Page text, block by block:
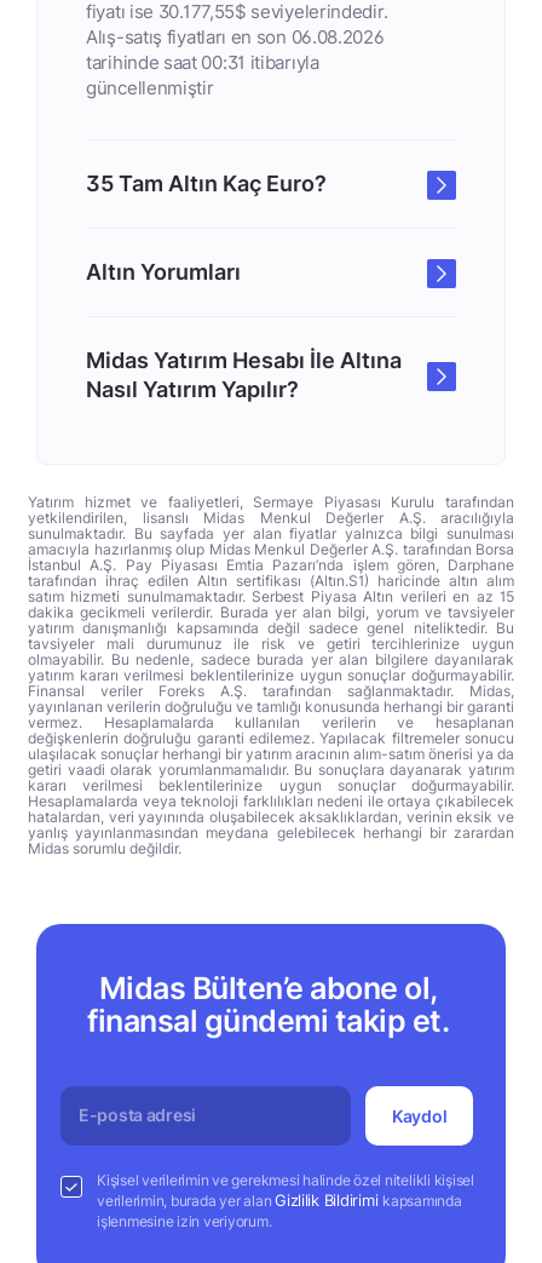
fiyatı ise 30.177,55$ seviyelerindedir.
Alış-satış fiyatları en son 06.08.2026
tarihinde saat 00:31 itibarıyla
güncellenmiştir
35 Tam Altın Kaç Euro?
Altın Yorumları
Midas Yatırım Hesabı İle Altına
Nasıl Yatırım Yapılır?
Yatırım hizmet ve faaliyetleri, Sermaye Piyasası Kurulu tarafından
yetkilendirilen, lisanslı Midas Menkul Değerler A.Ş. aracılığıyla
sunulmaktadır. Bu sayfada yer alan fiyatlar yalnızca bilgi sunulması
amacıyla hazırlanmış olup Midas Menkul Değerler A.Ş. tarafından Borsa
İstanbul A.Ş. Pay Piyasası Emtia Pazarı’nda işlem gören, Darphane
tarafından ihraç edilen Altın sertifikası (Altın.S1) haricinde altın alım
satım hizmeti sunulmamaktadır. Serbest Piyasa Altın verileri en az 15
dakika gecikmeli verilerdir. Burada yer alan bilgi, yorum ve tavsiyeler
yatırım danışmanlığı kapsamında değil sadece genel niteliktedir. Bu
tavsiyeler mali durumunuz ile risk ve getiri tercihlerinize uygun
olmayabilir. Bu nedenle, sadece burada yer alan bilgilere dayanılarak
yatırım kararı verilmesi beklentilerinize uygun sonuçlar doğurmayabilir.
Finansal veriler Foreks A.Ş. tarafından sağlanmaktadır. Midas,
yayınlanan verilerin doğruluğu ve tamlığı konusunda herhangi bir garanti
vermez. Hesaplamalarda kullanılan verilerin ve hesaplanan
değişkenlerin doğruluğu garanti edilemez. Yapılacak filtremeler sonucu
ulaşılacak sonuçlar herhangi bir yatırım aracının alım-satım önerisi ya da
getiri vaadi olarak yorumlanmamalıdır. Bu sonuçlara dayanarak yatırım
kararı verilmesi beklentilerinize uygun sonuçlar doğurmayabilir.
Hesaplamalarda veya teknoloji farklılıkları nedeni ile ortaya çıkabilecek
hatalardan, veri yayınında oluşabilecek aksaklıklardan, verinin eksik ve
yanlış yayınlanmasından meydana gelebilecek herhangi bir zarardan
Midas sorumlu değildir.
Midas Bülten’e abone ol,
finansal gündemi takip et.
Kaydol
Kişisel verilerimin ve gerekmesi halinde özel nitelikli kişisel
verilerimin, burada yer alanGizlilik Bildirimi kapsamında
işlenmesine izin veriyorum.